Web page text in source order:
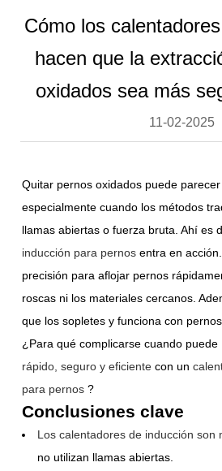
Cómo los
hacen que la
oxidados sea más
11-02-2025
Quitar pernos oxidados puede
especialmente cuando los métodos
llamas abiertas o fuerza bruta. Ahí es
inducción para pernos entra en
precisión para aflojar pernos
roscas ni los materiales cercanos.
que los sopletes y funciona con
¿Para qué complicarse cuando
rápido, seguro y eficiente con un
para pernos ?
Conclusiones clave
Los calentadores de inducción son
no utilizan llamas abiertas.